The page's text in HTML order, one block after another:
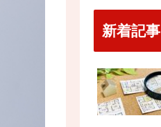
新着記事